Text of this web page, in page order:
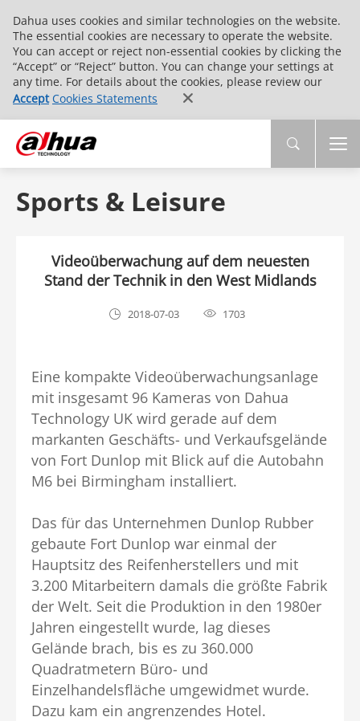
Dahua uses cookies and similar technologies on the website.
The essential cookies are necessary to operate the website.
You can accept or reject non-essential cookies by clicking the
“Accept” or “Reject” button. You can change your settings at
any time. For details about the cookies, please review our
Accept Cookies Statements
Sports & Leisure
Videoüberwachung auf dem neuesten
Stand der Technik in den West Midlands
2018-07-03 1703
Eine kompakte Videoüberwachungsanlage
mit insgesamt 96 Kameras von Dahua
Technology UK wird gerade auf dem
markanten Geschäfts- und Verkaufsgelände
von Fort Dunlop mit Blick auf die Autobahn
M6 bei Birmingham installiert.
Das für das Unternehmen Dunlop Rubber
gebaute Fort Dunlop war einmal der
Hauptsitz des Reifenherstellers und mit
3.200 Mitarbeitern damals die größte Fabrik
der Welt. Seit die Produktion in den 1980er
Jahren eingestellt wurde, lag dieses
Gelände brach, bis es zu 360.000
Quadratmetern Büro- und
Einzelhandelsfläche umgewidmet wurde.
Dazu kam ein angrenzendes Hotel.